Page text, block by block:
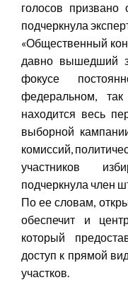
голосов
подчеркнула
«Общественный
давно вышедший
фокусе
федеральном,
находится весь
выборной
комиссий,
участников
подчеркнула член
По ее словам,
обеспечит и
который
доступ к прямой
участков.